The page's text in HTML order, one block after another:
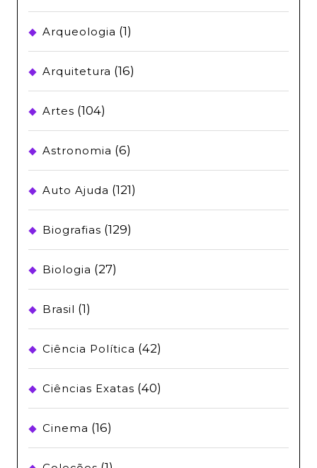
Arqueologia (1)
Arquitetura (16)
Artes (104)
Astronomia (6)
Auto Ajuda (121)
Biografias (129)
Biologia (27)
Brasil (1)
Ciência Política (42)
Ciências Exatas (40)
Cinema (16)